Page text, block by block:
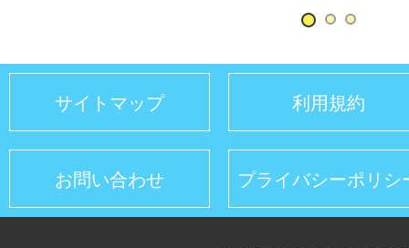
サイトマップ 利用規約
お問い合わせ プライバシーポリシ